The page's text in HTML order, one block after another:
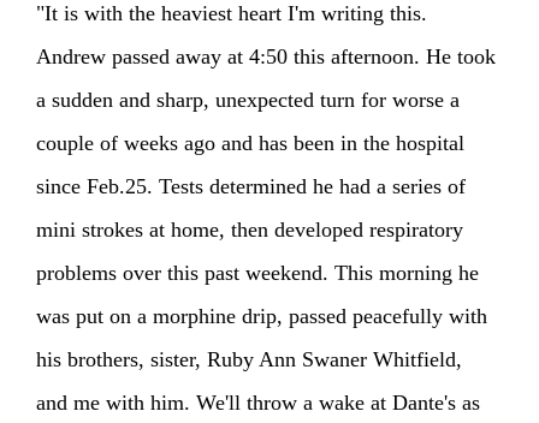
"It is with the heaviest heart I'm writing this.
Andrew passed away at 4:50 this afternoon. He took
a sudden and sharp, unexpected turn for worse a
couple of weeks ago and has been in the hospital
since Feb.25. Tests determined he had a series of
mini strokes at home, then developed respiratory
problems over this past weekend. This morning he
was put on a morphine drip, passed peacefully with
his brothers, sister, Ruby Ann Swaner Whitfield,
and me with him. We'll throw a wake at Dante's as